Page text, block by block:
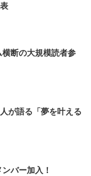
断の大規模読者参
が語る「夢を叶える
バー加入！